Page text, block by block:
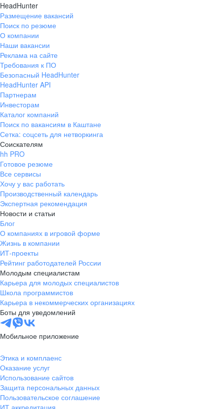
HeadHunter
Размещение вакансий
Поиск по резюме
О компании
Наши вакансии
Реклама на сайте
Требования к ПО
Безопасный HeadHunter
HeadHunter API
Партнерам
Инвесторам
Каталог компаний
Поиск по вакансиям в Каштане
Сетка: соцсеть для нетворкинга
Соискателям
hh PRO
Готовое резюме
Все сервисы
Хочу у вас работать
Производственный календарь
Экспертная рекомендация
Новости и статьи
Блог
О компаниях в игровой форме
Жизнь в компании
ИТ-проекты
Рейтинг работодателей России
Молодым специалистам
Карьера для молодых специалистов
Школа программистов
Карьера в некоммерческих организациях
Боты для уведомлений
Мобильное приложение
Этика и комплаенс
Оказание услуг
Использование сайтов
Защита персональных данных
Пользовательское соглашение